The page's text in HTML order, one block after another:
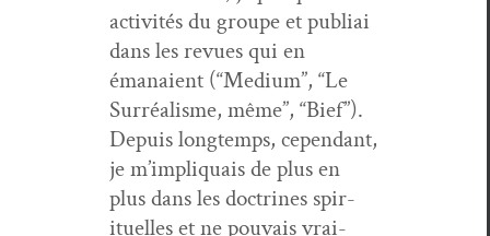
activ­ités du groupe et pub­li­ai
dans les revues qui en
émanaient (“Medi­um”, “Le
Sur­réal­isme, même”, “Bief”).
Depuis longtemps, cepen­dant,
je m’im­pli­quais de plus en
plus dans les doc­trines spir­
ituelles et ne pou­vais vrai­